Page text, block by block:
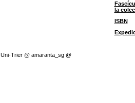
la
ISBN
Uni-Trier @ amaranta_sg @